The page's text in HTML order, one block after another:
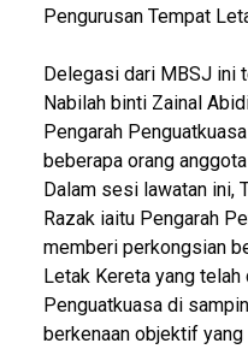
Pengurusan Tempat
Delegasi dari MBSJ ini
Nabilah binti Zainal
Pengarah
beberapa orang
Dalam sesi lawatan ini,
Razak iaitu Pengarah
memberi perkongsian
Letak Kereta yang
Penguatkuasa di
berkenaan objektif